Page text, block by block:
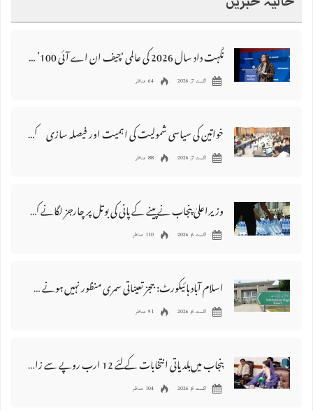
نگہت داد سال 2026 کی عالمی ‘چیف ان اے آئی 100’ فہرست میں شامل
اگست 7, 2026 64 مناظر
خواتین کی سیاسی شمولیت کی اہمیت اور فیصلہ سازی کے عمل میں فعال کردار
اگست 7, 2026 88 مناظر
وزیراعلیٰ پنجاب نے پینے کے پانی کی بوتل پر چارجز لگانے کی تجویز مستر دکر دی
اگست 6, 2026 110 مناظر
اسلام آباد ہائیکورٹ: ججز تعیناتی سمری منظور نہیں‌ ہونے کے خٌلاف فیصلہ محفوظ
اگست 6, 2026 91 مناظر
پنجاب میں‌بلدیاتی انتخابات کے لئے 12 ارب روپے سے زائد مختص کرنے کی منظوری
اگست 6, 2026 104 مناظر